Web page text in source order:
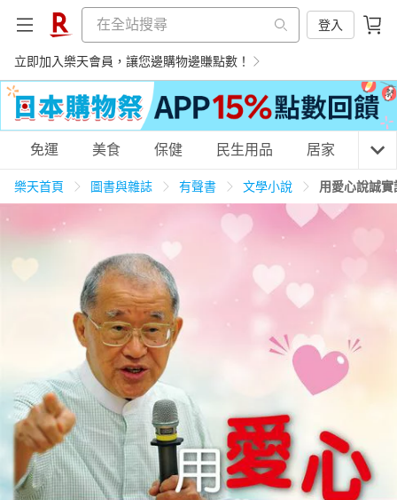
登入
立即加入樂天會員，讓您邊購物邊賺點數！
購物網分類
天天免運
居家生活 3C家電
女裝 男裝 情趣用品
日本購物 電子/紙本書
HOT
免運 美食 保健 民生用品 居家 3C
樂天首頁 圖書與雜誌 有聲書 文學小說 用愛心說誠